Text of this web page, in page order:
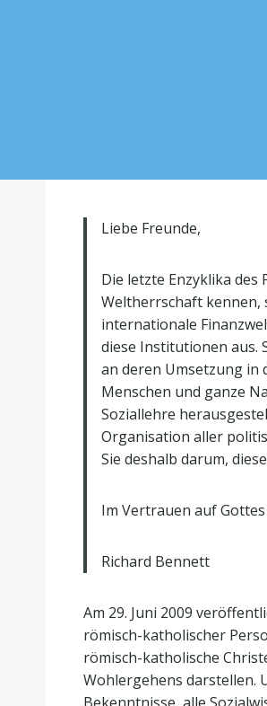
Liebe Freunde,
Die letzte Enzyklika des
Weltherrschaft kennen,
internationale
diese Institutionen aus.
an deren Umsetzung in
Menschen und ganze
Soziallehre
Organisation aller
Sie deshalb darum,
Im Vertrauen auf
Richard Bennett
Am 29. Juni 2009
römisch-katholischer
römisch-katholische
Wohlergehens darstellen.